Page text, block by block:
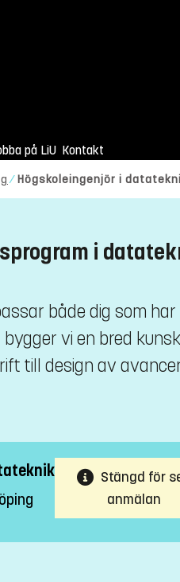
på LiU Kontakt
Högskoleingenjör i
i
både dig som
vi en bred
till design av
Stängd för
anmälan